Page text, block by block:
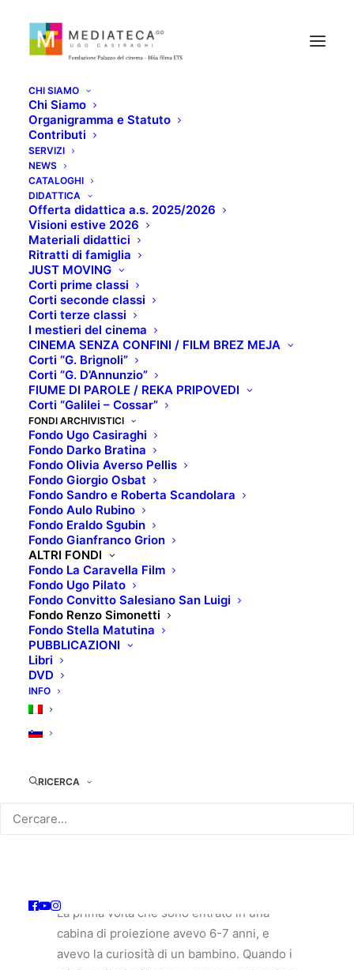
CHI SIAMO
Chi Siamo
Organigramma e Statuto
Contributi
SERVIZI
NEWS
CATALOGHI
DIDATTICA
Offerta didattica a.s. 2025/2026
Visioni estive 2026
Materiali didattici
Ritratti di famiglia
JUST MOVING
Corti prime classi
Corti seconde classi
Corti terze classi
I mestieri del cinema
CINEMA SENZA CONFINI / FILM BREZ MEJA
Corti “G. Brignoli”
Corti “G. D’Annunzio”
FIUME DI PAROLE / REKA PRIPOVEDI
Corti “Galilei – Cossar”
FONDI ARCHIVISTICI
Fondo Ugo Casiraghi
Fondo Darko Bratina
Fondo Olivia Averso Pellis
Fondo Giorgio Osbat
Fondo Sandro e Roberta Scandolara
Fondo Aulo Rubino
Fondo Eraldo Sgubin
Fondo Gianfranco Grion
ALTRI FONDI
Fondo La Caravella Film
Fondo Ugo Pilato
Fondo Convitto Salesiano San Luigi
Fondo Renzo Simonetti
Fondo Stella Matutina
PUBBLICAZIONI
Libri
DVD
INFO
RICERCA
Fondo Renzo
Simonetti
Proiezionista prima e collezionista poi,
Renzo Simonetti ha deciso di conferire a
Mediateca.GO “Ugo Casiraghi” la sua
collezione di manifesti cinematografici
recuperati durante la sua intera vita.
I manifesti, di varie dimensioni, illustrano
alcuni dei film più famosi della storia del
cinema come Via col vento, Il ponte sul
fiume Kwai, Ben Hur, Il gattopardo e
Arancia meccanica.
RENZO SIMONETTI – Biografia
“Ero come il bambino di Nuovo Cinema
Paradiso”
Renzo Simonetti nasce a Turriaco il 14
Racconta di sé: «Dopo i 18 anni ho
La prima volta che sono entrato in una
cabina di proiezione avevo 6-7 anni, e
avevo la curiosità di un bambino. Quando i